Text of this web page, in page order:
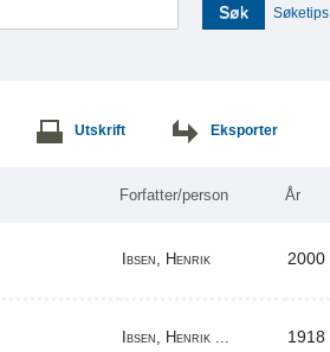
Søk Søketips
Utskrift Eksporter
Forfatter/person År
Ibsen, Henrik 2000
Ibsen, Henrik ... 1918